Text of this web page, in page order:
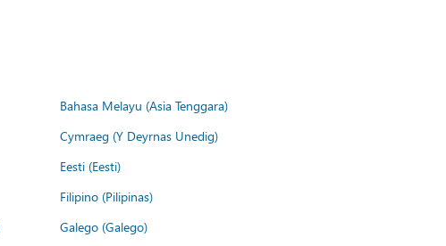
Bahasa Melayu (Asia Tenggara)
Cymraeg (Y Deyrnas Unedig)
Eesti (Eesti)
Filipino (Pilipinas)
Galego (Galego)